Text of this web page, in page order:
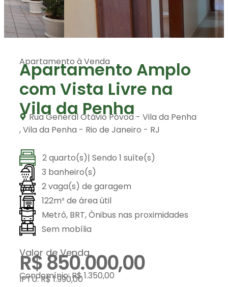
Apartamento à Venda
Apartamento Amplo
com Vista Livre na
Vila da Penha
Rua General Otávio Póvoa - Vila da Penha
,Vila da Penha - Rio de Janeiro - RJ
2 quarto(s)| Sendo 1 suíte(s)
3 banheiro(s)
2 vaga(s) de garagem
122m² de área útil
Metrô, BRT, Ônibus nas proximidades
Sem mobília
Valor de Venda
R$ 850.000,00
Condomínio: R$ 1.350,00
IPTU: R$ 1.990,00